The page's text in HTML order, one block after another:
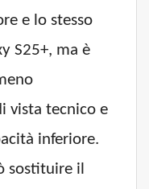
e lo stesso
S25+, ma è
vista tecnico e
inferiore.
sostituire il